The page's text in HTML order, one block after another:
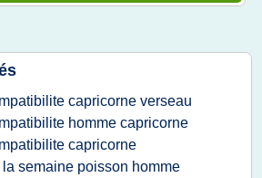
capricorne verseau
homme capricorne
capricorne
semaine poisson homme